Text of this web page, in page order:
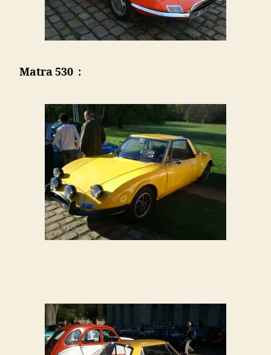
Matra 530 :